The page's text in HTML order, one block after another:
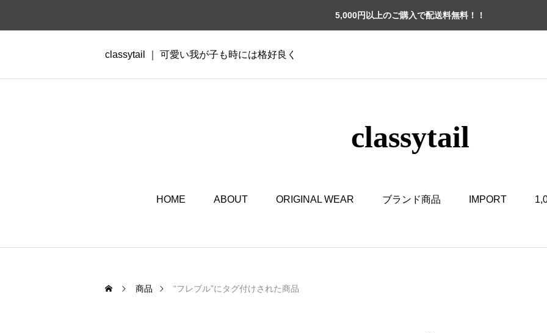
5,000円以上のご購入で配送料無料！！
classytail ｜ 可愛い我が子も時には格好良く
classytail
HOME ABOUT ORIGINAL WEAR ブランド商品 IMPORT
商品 “フレブル”にタグ付けされた商品